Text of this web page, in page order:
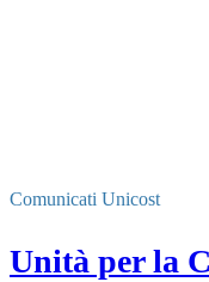
Comunicati Unicost
Unità per la